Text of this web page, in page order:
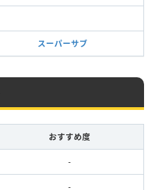
スーパーサブ
おすすめ度
-
-